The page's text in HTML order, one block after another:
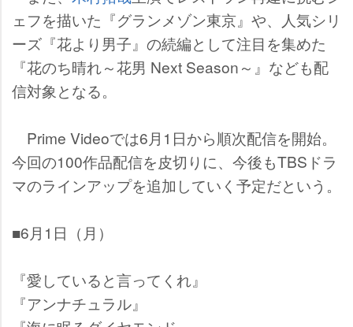
ェフを描いた『グランメゾン東京』や、人気シリ
ーズ『花より男子』の続編として注目を集めた
『花のち晴れ～花男 Next Season～』なども配
信対象となる。
Prime Videoでは6月1日から順次配信を開始。
今回の100作品配信を皮切りに、今後もTBSドラ
マのラインアップを追加していく予定だという。
■6月1日（月）
『愛していると言ってくれ』
『アンナチュラル』